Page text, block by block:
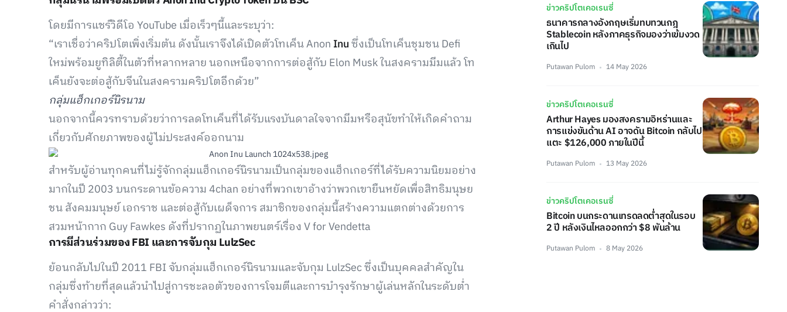
โดยมีการแชร์วิดีโอ YouTube เมื่อเร็วๆนี้และระบุว่า:
“เราเชื่อว่าคริปโตเพิ่งเริ่มต้น ดังนั้นเราจึงได้เปิดตัวโทเค็น Anon Inuซึ่งเป็นโทเค็นชุมชน Defi
ใหม่พร้อมยูทิลิตี้ในตัวที่หลากหลาย นอกเหนือจากการต่อสู้กับ Elon Musk ในสงครามมีมแล้ว โท
เค็นยังจะต่อสู้กับจีนในสงครามคริปโตอีกด้วย”
กลุ่มแฮ็กเกอร์นิรนาม
นอกจากนี้ควรทราบด้วยว่าการลดโทเค็นที่ได้รับแรงบันดาลใจจากมีมหรือสุนัขทำให้เกิดคำถาม
เกี่ยวกับศักยภาพของผู้ไม่ประสงค์ออกนาม
สำหรับผู้อ่านทุกคนที่ไม่รู้จักกลุ่มแฮ็กเกอร์นิรนามเป็นกลุ่มของแฮ็กเกอร์ที่ได้รับความนิยมอย่าง
มากในปี 2003 บนกระดานข้อความ 4chan อย่างที่พวกเขาอ้างว่าพวกเขายืนหยัดเพื่อสิทธิมนุษย
ชน สังคมมนุษย์ เอกราช และต่อสู้กับเผด็จการ สมาชิกของกลุ่มนี้สร้างความแตกต่างด้วยการ
สวมหน้ากาก Guy Fawkes ดังที่ปรากฏในภาพยนตร์เรื่อง V for Vendetta
การมีส่วนร่วมของ FBI และการจับกุม LulzSec
ย้อนกลับไปในปี 2011 FBI จับกลุ่มแฮ็กเกอร์นิรนามและจับกุม LulzSec ซึ่งเป็นบุคคลสำคัญใน
กลุ่มซึ่งท้ายที่สุดแล้วนำไปสู่การชะลอตัวของการโจมตีและการบำรุงรักษาผู้เล่นหลักในระดับต่ำ
คำสั่งกล่าวว่า:
ข่าวคริปโตเคอเรนซี่
ธนาคารกลางอังกฤษเริ่มทบทวนกฎ
Stablecoin หลังภาคธุรกิจมองว่าเข้มงวด
เกินไป
Putawan Pulom 14 May 2026
ข่าวคริปโตเคอเรนซี่
Arthur Hayes มองสงครามอิหร่านและ
การแข่งขันด้าน AI อาจดัน Bitcoin กลับไป
แตะ $126,000 ภายในปีนี้
Putawan Pulom 13 May 2026
ข่าวคริปโตเคอเรนซี่
Bitcoin บนกระดานเทรดลดต่ำสุดในรอบ
2 ปี หลังเงินไหลออกกว่า $8 พันล้าน
Putawan Pulom 8 May 2026